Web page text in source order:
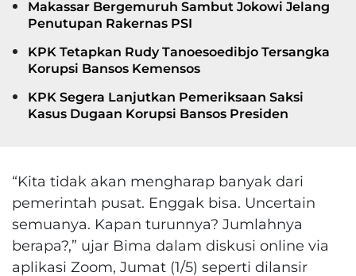
Makassar Bergemuruh Sambut Jokowi Jelang
Penutupan Rakernas PSI
KPK Tetapkan Rudy Tanoesoedibjo Tersangka
Korupsi Bansos Kemensos
KPK Segera Lanjutkan Pemeriksaan Saksi
Kasus Dugaan Korupsi Bansos Presiden
“Kita tidak akan mengharap banyak dari
pemerintah pusat. Enggak bisa. Uncertain
semuanya. Kapan turunnya? Jumlahnya
berapa?,” ujar Bima dalam diskusi online via
aplikasi Zoom, Jumat (1/5) seperti dilansir